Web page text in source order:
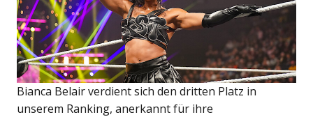
Bianca Belair verdient sich den dritten Platz in
unserem Ranking, anerkannt für ihre